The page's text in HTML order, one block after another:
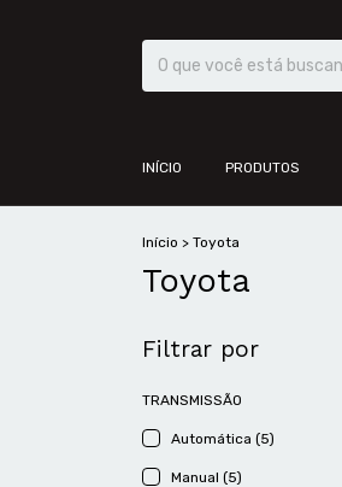
INÍCIO PRODUTOS
Início > Toyota
Toyota
Filtrar por
TRANSMISSÃO
Automática (5)
Manual (5)